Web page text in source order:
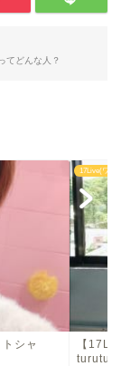
てどんな人？
シャ
17Live(ワン
【
turutu...